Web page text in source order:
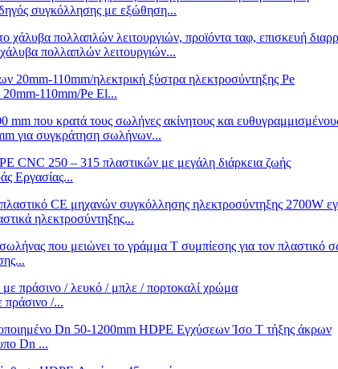
συγκόλλησης με εξώθηση...
πολλαπλών λειτουργιών...
110mm/Pe El...
για συγκράτηση σωλήνων...
Εργασίας...
ηλεκτροσύντηξης...
πράσινο /...
Dn ...